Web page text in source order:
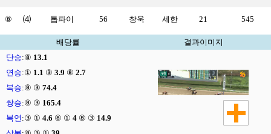
⑧ ⑷ 톱파이 56 창욱 세한 21 545
배당률
결과이미지
단승:⑧ 13.1
연승:① 1.1 ③ 3.9 ⑧ 2.7
복승:⑧ ③ 74.4
쌍승:⑧ ③ 165.4
복연 :③ ① 4.6 ⑧ ① 4 ⑧ ③ 14.9